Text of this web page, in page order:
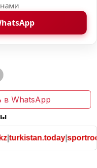
в WhatsApp
|turkistan.today|